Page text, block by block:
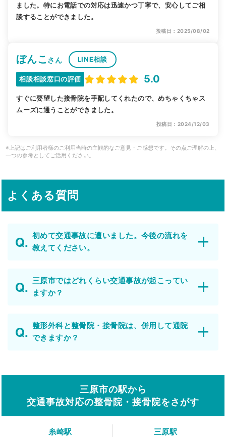
ました。特にお電話での対応は迅速かつ丁寧で、安心してご相
談することができました。
投稿日：2025/08/02
ぼんこ さん LINE相談
相談相談窓口の評価 5.0
すぐに要望した接骨院を手配してくれたので、めちゃくちゃス
ムーズに通うことができました。
投稿日：2024/12/03
※上記はご利用者様のご利用当時の主観的なご意見・ご感想です。その点ご理解の上、
一つの参考としてご活用ください。
よくある質問
初めて交通事故に遭いました。今後の流れを
教えてください。
三原市ではどれくらい交通事故が起こってい
ますか？
整形外科と整骨院・接骨院は、併用して通院
できますか？
三原市の駅から
交通事故対応の整骨院・接骨院をさがす
糸崎駅
三原駅